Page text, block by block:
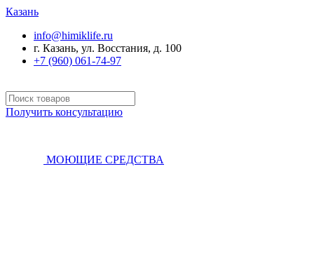
Казань
info@himiklife.ru
г. Казань, ул. Восстания, д. 100
+7 (960) 061-74-97
Получить консультацию
МОЮЩИЕ СРЕДСТВА